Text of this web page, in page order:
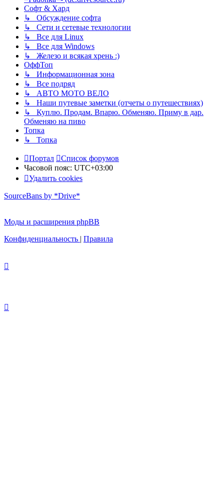
Софт & Хард
↳ Обсуждение софта
↳ Сети и сетевые технологии
↳ Все для Linux
↳ Все для Windows
↳ Железо и всякая хрень :)
ОффТоп
↳ Информационная зона
↳ Все подряд
↳ АВТО МОТО ВЕЛО
↳ Наши путевые заметки (отчеты о путешествиях)
↳ Куплю. Продам. Впарю. Обменяю. Приму в дар.
Обменяю на пиво
Топка
↳ Топка
Портал
Список форумов
Часовой пояс: UTC+03:00
Удалить cookies
SourceBans by *Drive*
Моды и расширения phpBB
Конфиденциальность | Правила